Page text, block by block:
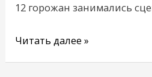
12 горожан занимались
Читать далее »